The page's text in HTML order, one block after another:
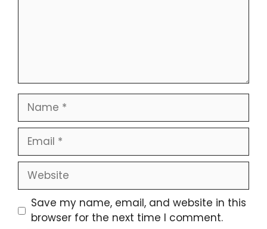
Name
Email
Website
Save my name, email, and website in this
browser for the next time I comment.